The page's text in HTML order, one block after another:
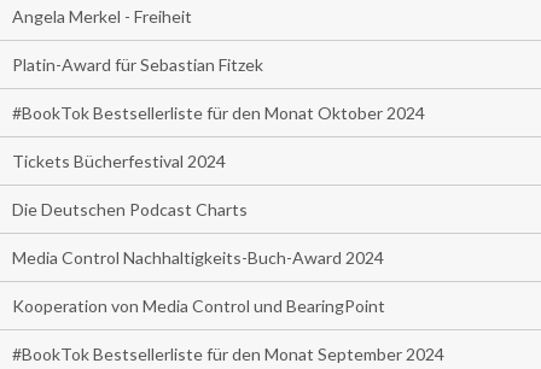
Angela Merkel - Freiheit
Platin-Award für Sebastian Fitzek
#BookTok Bestsellerliste für den Monat Oktober 2024
Tickets Bücherfestival 2024
Die Deutschen Podcast Charts
Media Control Nachhaltigkeits-Buch-Award 2024
Kooperation von Media Control und BearingPoint
#BookTok Bestsellerliste für den Monat September 2024